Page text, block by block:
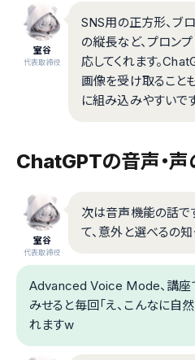
室谷
代表取締役
SNS用の正方形、ブ
の縦長など、プロン
応してくれます。
画像を受け取ること
に組み込みやすいで
ChatGPTの音声・
室谷
代表取締役
次は音声機能の話で
て、意外と選べるの知
Advanced Voice Mode、講座
みせると毎回「え、こんなに自
れますw